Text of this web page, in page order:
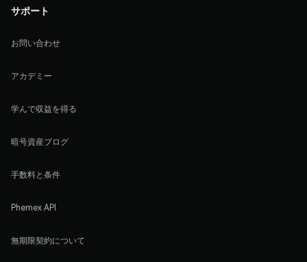
サポート
お問い合わせ
アカデミー
学んで収益を得る
暗号資産ブログ
手数料と条件
Phemex API
無期限契約について